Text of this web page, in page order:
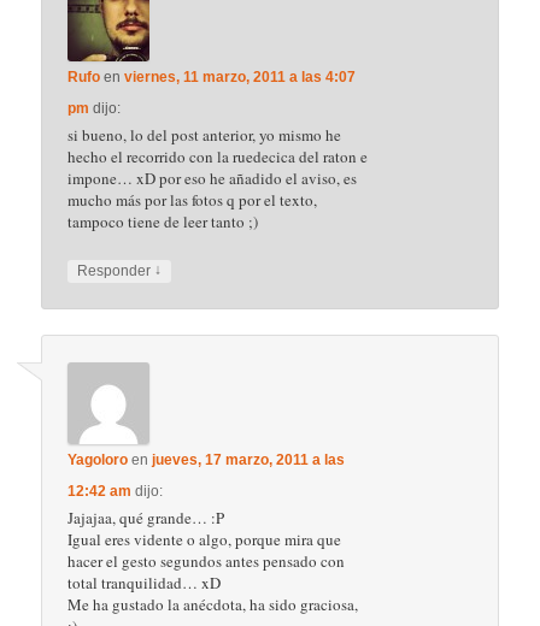
Rufo enviernes, 11 marzo, 2011 a las 4:07
pm dijo:
si bueno, lo del post anterior, yo mismo he
hecho el recorrido con la ruedecica del raton e
impone… xD por eso he añadido el aviso, es
mucho más por las fotos q por el texto,
tampoco tiene de leer tanto ;)
Responder ↓
Yagoloro enjueves, 17 marzo, 2011 a las
12:42 am dijo:
Jajajaa, qué grande… :P
Igual eres vidente o algo, porque mira que
hacer el gesto segundos antes pensado con
total tranquilidad… xD
Me ha gustado la anécdota, ha sido graciosa,